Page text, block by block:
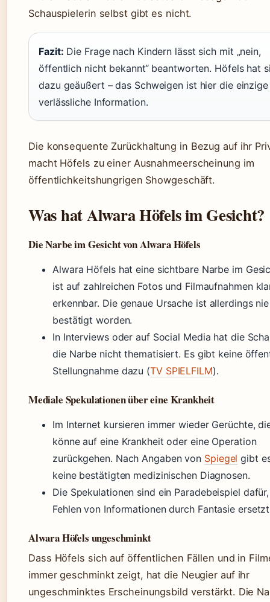
Schauspielerin selbst gibt es nicht.
Fazit: Die Frage nach Kindern lässt sich mit „nein,
öffentlich nicht bekannt“ beantworten. Höfels hat
dazu geäußert – das Schweigen ist hier die einzige
verlässliche Information.
Die konsequente Zurückhaltung in Bezug auf ihr
macht Höfels zu einer Ausnahmeerscheinung im
öffentlichkeitshungrigen Showgeschäft.
Was hat Alwara Höfels im Gesicht?
Die Narbe im Gesicht von Alwara Höfels
Alwara Höfels hat eine sichtbare Narbe im
ist auf zahlreichen Fotos und Filmaufnahmen
erkennbar. Die genaue Ursache ist allerdings
bestätigt worden.
In Interviews oder auf Social Media hat die
die Narbe nicht thematisiert. Es gibt keine
Stellungnahme dazu (TV SPIELFILM).
Mediale Spekulationen über eine Krankheit
Im Internet kursieren immer wieder Gerüchte,
könne auf eine Krankheit oder eine Operation
zurückgehen. Nach Angaben von Spiegel gibt
keine bestätigten medizinischen Diagnosen.
Die Spekulationen sind ein Paradebeispiel
Fehlen von Informationen durch Fantasie
Alwara Höfels ungeschminkt
Dass Höfels sich auf öffentlichen Fällen und in
immer geschminkt zeigt, hat die Neugier auf ihr
ungeschminktes Erscheinungsbild verstärkt. Die